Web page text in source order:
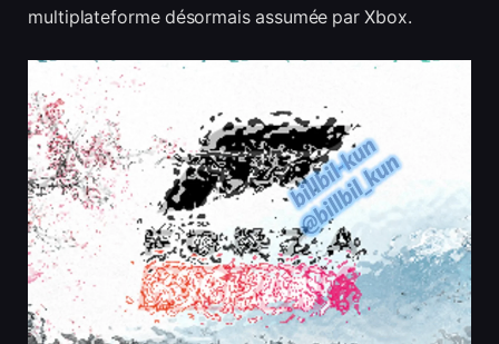
multiplateforme désormais assumée par Xbox.